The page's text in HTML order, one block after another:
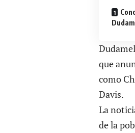
que
como
Davis.
La
de la